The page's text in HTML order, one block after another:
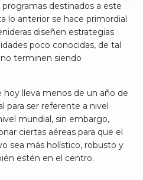
destinados a este
lo anterior se hace primordial
diseñen estrategias
poco conocidas, de tal
terminen siendo
hoy lleva menos de un año de
para ser referente a nivel
mundial, sin embargo,
ciertas aéreas para que el
sea más holístico, robusto y
estén en el centro.